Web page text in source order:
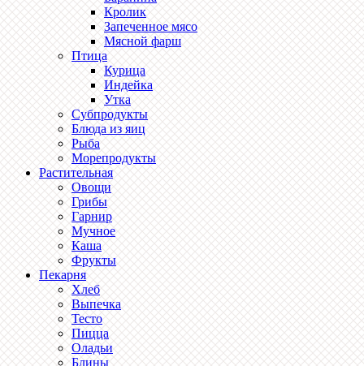
Кролик
Запеченное мясо
Мясной фарш
Птица
Курица
Индейка
Утка
Субпродукты
Блюда из яиц
Рыба
Морепродукты
Растительная
Овощи
Грибы
Гарнир
Мучное
Каша
Фрукты
Пекарня
Хлеб
Выпечка
Тесто
Пицца
Оладьи
Блины